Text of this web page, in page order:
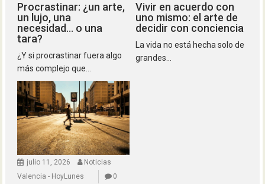
Procrastinar: ¿un arte,
un lujo, una
necesidad… o una
tara?
¿Y si procrastinar fuera algo
más complejo que...
Vivir en acuerdo con
uno mismo: el arte de
decidir con conciencia
La vida no está hecha solo de
grandes...
julio 11, 2026
Noticias
Valencia - HoyLunes
0